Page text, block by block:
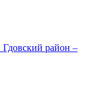
Гдовский район –